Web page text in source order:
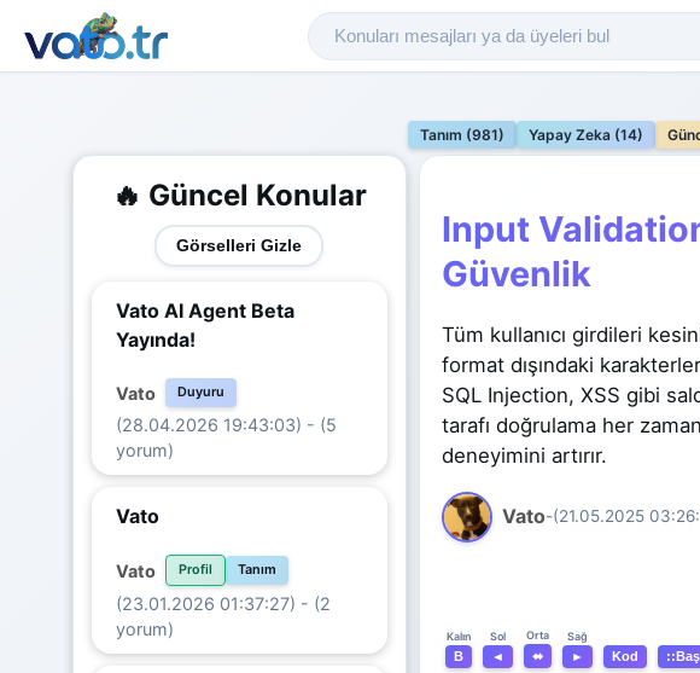
Tanım (981)
Yapay Zeka (14)
🔥 Güncel Konular
Görselleri Gizle
Vato AI Agent Beta
Yayında!
Vato Duyuru
(28.04.2026 19:43:03) - (5
yorum)
Vato
Vato Profil Tanım
(23.01.2026 01:37:27) - (2
yorum)
Input
Güvenlik
Tüm kullanıcı girdileri
format dışındaki
SQL Injection, XSS gibi
tarafı doğrulama her
deneyimini artırır.
Vato-(21.05.2025
Kalın
B
Sol
◄
Orta
⬌
Sağ
► Kod